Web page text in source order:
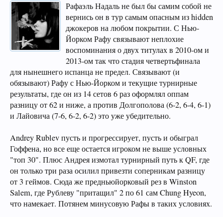
Рафаэль Надаль не был бы самим собой не
вернись он в тур самым опасным из hidden
джокеров на любом покрытии. С Нью-
Йорком Рафу связывают неплохие
воспоминания о двух титулах в 2010-ом и
2013-ом так что стадия четвертьфинала
для нынешнего испанца не предел. Связывают (и
обязывают) Рафу с Нью-Йорком и текущие турнирные
результаты, где он из 14 сетов 6 раз оформлял оппам
разницу от 62 и ниже, а против Долгополова (6-2, 6-4, 6-1)
и Лайовича (7-6, 6-2, 6-2) это уже убедительно.
Andrey Rublev пусть и прогрессирует, пусть и обыграл
Гоффена, но все еще остается игроком не выше условных
"топ 30". Плюс Андрея измотал турнирный путь к QF, где
он только три раза осилил привезти соперникам разницу
от 3 геймов. Сюда же предньюйорковый рез в Winston
Salem, где Рублеву "притащил" 2 по 61 сам Chung Hyeon,
что намекает. Потянем минусовую Рафы в таких условиях.